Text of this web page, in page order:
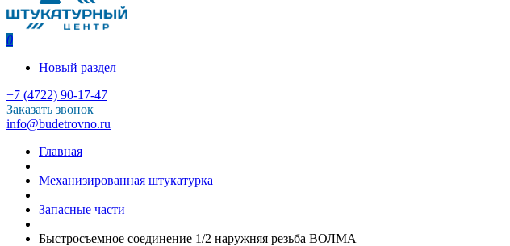
0
Новый раздел
+7 (4722) 90-17-47
Заказать звонок
info@budetrovno.ru
Главная
Механизированная штукатурка
Запасные части
Быстросъемное соединение 1/2 наружняя резьба ВОЛМА